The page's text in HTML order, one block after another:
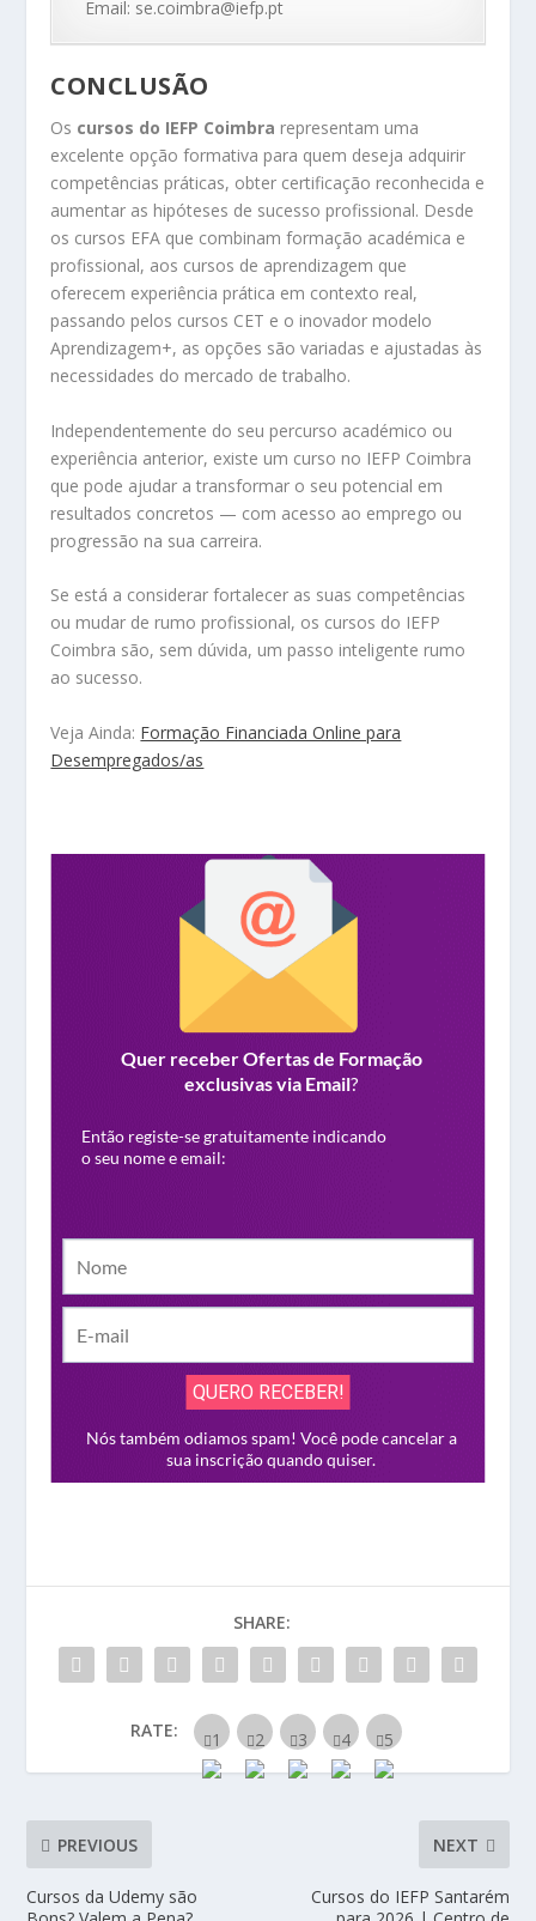
Email: se.coimbra@iefp.pt
CONCLUSÃO
Os cursos do IEFP Coimbra representam uma
excelente opção formativa para quem deseja adquirir
competências práticas, obter certificação reconhecida e
aumentar as hipóteses de sucesso profissional. Desde
os cursos EFA que combinam formação académica e
profissional, aos cursos de aprendizagem que
oferecem experiência prática em contexto real,
passando pelos cursos CET e o inovador modelo
Aprendizagem+, as opções são variadas e ajustadas às
necessidades do mercado de trabalho.
Independentemente do seu percurso académico ou
experiência anterior, existe um curso no IEFP Coimbra
que pode ajudar a transformar o seu potencial em
resultados concretos — com acesso ao emprego ou
progressão na sua carreira.
Se está a considerar fortalecer as suas competências
ou mudar de rumo profissional, os cursos do IEFP
Coimbra são, sem dúvida, um passo inteligente rumo
ao sucesso.
Veja Ainda: Formação Financiada Online para
Desempregados/as
SHARE:
RATE:
PREVIOUS
Cursos da Udemy são
NEXT
Cursos do IEFP Santarém